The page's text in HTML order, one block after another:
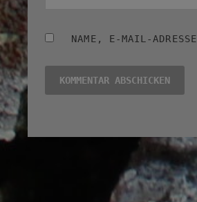
NAME, E-MAIL-